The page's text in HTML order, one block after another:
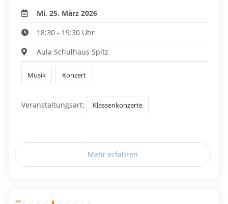
Mi, 25. März 2026
18:30 - 19:30 Uhr
Aula Schulhaus Spitz
Musik Konzert
Veranstaltungsart: Klassenkonzerte
Mehr erfahren